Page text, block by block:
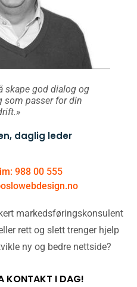
skape god dialog og
som passer for din
daglig leder
988 00 555
markedsføringskonsulent
rett og slett trenger hjelp
ny og bedre nettside?
KONTAKT I DAG!